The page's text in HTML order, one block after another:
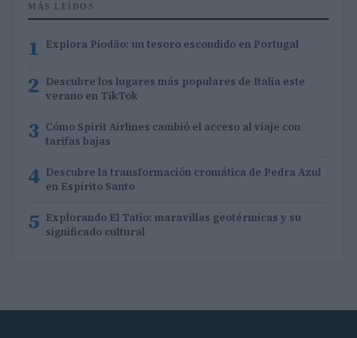
MÁS LEÍDOS
1 Explora Piodão: un tesoro escondido en Portugal
2 Descubre los lugares más populares de Italia este
verano en TikTok
3 Cómo Spirit Airlines cambió el acceso al viaje con
tarifas bajas
4 Descubre la transformación cromática de Pedra Azul
en Espírito Santo
5 Explorando El Tatio: maravillas geotérmicas y su
significado cultural